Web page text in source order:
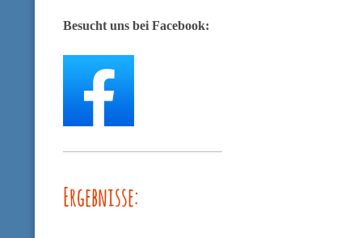
Besucht uns bei Facebook:
Ergebnisse: